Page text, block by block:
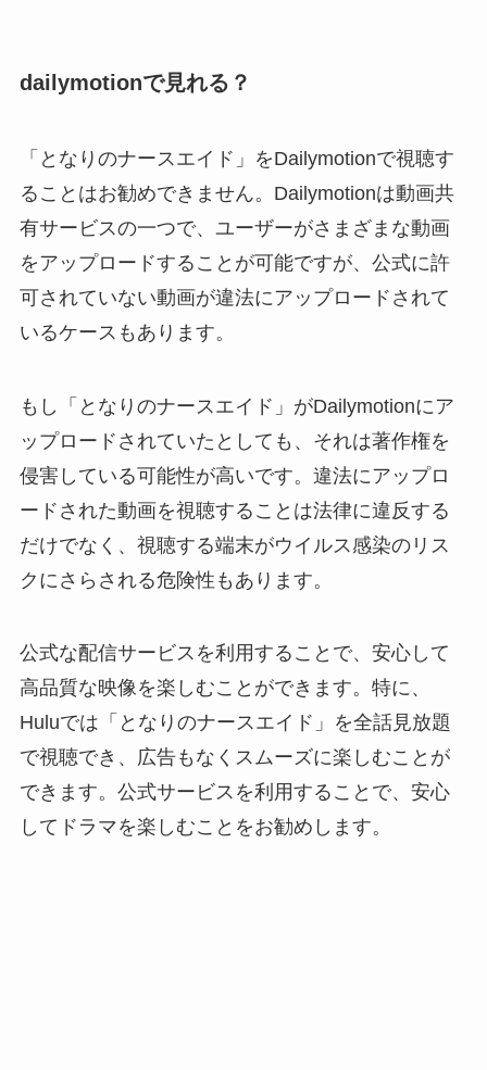
dailymotionで見れる？
「となりのナースエイド」をDailymotionで視聴す
ることはお勧めできません。Dailymotionは動画共
有サービスの一つで、ユーザーがさまざまな動画
をアップロードすることが可能ですが、公式に許
可されていない動画が違法にアップロードされて
いるケースもあります。
もし「となりのナースエイド」がDailymotionにア
ップロードされていたとしても、それは著作権を
侵害している可能性が高いです。違法にアップロ
ードされた動画を視聴することは法律に違反する
だけでなく、視聴する端末がウイルス感染のリス
クにさらされる危険性もあります。
公式な配信サービスを利用することで、安心して
高品質な映像を楽しむことができます。特に、
Huluでは「となりのナースエイド」を全話見放題
で視聴でき、広告もなくスムーズに楽しむことが
できます。公式サービスを利用することで、安心
してドラマを楽しむことをお勧めします。